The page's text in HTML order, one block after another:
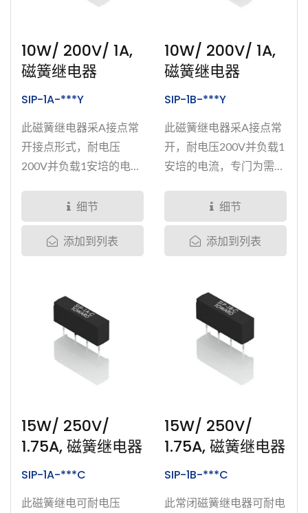
10W/ 200V/ 1A,
磁簧继电器
SIP-1A-***Y
此磁簧继电器采A接点常
开接点形式，耐电压
200V并负载1安培的电
12V、24V的选择。产品
均经过完整密封。为加强
并确保产品的耐用性，我
上。产品均通过多种完整
测试。测试项目包括磁簧
开关玻璃管强度测试、接
点强度测试、线圈强度测
试、突波高压高流测试、
动态与静态电阻测试、高
湿测试、高压测试、高温
测试、静电测试、老化制
成等。...
细节
添加到列表
10W/ 200V/ 1A,
磁簧继电器
SIP-1B-***Y
此磁簧继电器采A接点常
开，耐电压200V并负载1
安培的电流，专门为需要
场设计。提供线圈电压
5V、12V、24V的选择。
产品均经过完整密封。为
铱、铂和钨于磁簧开关的
接点上。产品均通过多种
完整测试，包含:...
细节
添加到列表
15W/ 250V/
1.75A, 磁簧继电器
SIP-1A-***C
此磁簧继电可耐电压
15W/ 250V/
1.75A, 磁簧继电器
SIP-1B-***C
此常闭磁簧继电器可耐电